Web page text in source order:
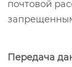
почтовой
Передача